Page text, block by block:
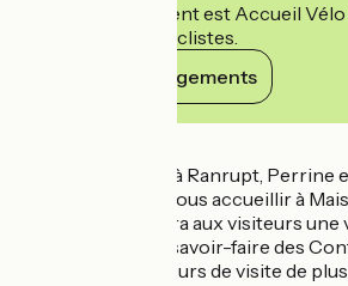
Cet établissement est Accueil
accueillir des cyclistes.
Voir ses engagements
Après 40 années à Ranrupt, Perrine
sont heureux de vous accueillir à
nouveau site offrira aux visiteurs
instructive sur le savoir-faire des
à travers un parcours de visite de